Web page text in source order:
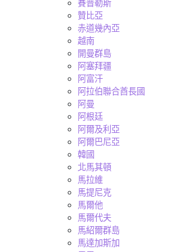
賽普勒斯
贊比亞
赤道幾內亞
越南
開曼群島
阿塞拜疆
阿富汗
阿拉伯聯合酋長國
阿曼
阿根廷
阿爾及利亞
阿爾巴尼亞
韓國
北馬其頓
馬拉維
馬提尼克
馬爾他
馬爾代夫
馬紹爾群島
馬達加斯加